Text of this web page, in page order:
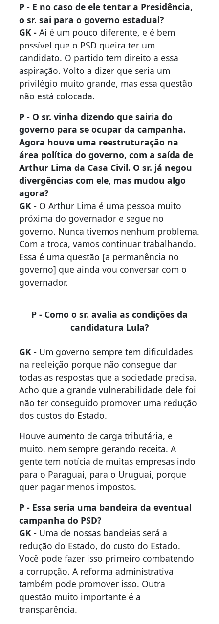
P - E no caso de ele tentar a Presidência,
o sr. sai para o governo estadual?
GK - Aí é um pouco diferente, e é bem
possível que o PSD queira ter um
candidato. O partido tem direito a essa
aspiração. Volto a dizer que seria um
privilégio muito grande, mas essa questão
não está colocada.
P - O sr. vinha dizendo que sairia do
governo para se ocupar da campanha.
Agora houve uma reestruturação na
área política do governo, com a saída de
Arthur Lima da Casa Civil. O sr. já negou
divergências com ele, mas mudou algo
agora?
GK - O Arthur Lima é uma pessoa muito
próxima do governador e segue no
governo. Nunca tivemos nenhum problema.
Com a troca, vamos continuar trabalhando.
Essa é uma questão [a permanência no
governo] que ainda vou conversar com o
governador.
P - Como o sr. avalia as condições da
candidatura Lula?
GK - Um governo sempre tem dificuldades
na reeleição porque não consegue dar
todas as respostas que a sociedade precisa.
Acho que a grande vulnerabilidade dele foi
não ter conseguido promover uma redução
dos custos do Estado.
Houve aumento de carga tributária, e
muito, nem sempre gerando receita. A
gente tem notícia de muitas empresas indo
para o Paraguai, para o Uruguai, porque
quer pagar menos impostos.
P - Essa seria uma bandeira da eventual
campanha do PSD?
GK - Uma de nossas bandeias será a
redução do Estado, do custo do Estado.
Você pode fazer isso primeiro combatendo
a corrupção. A reforma administrativa
também pode promover isso. Outra
questão muito importante é a
transparência.